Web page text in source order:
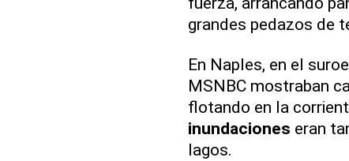
grandes pedazos de
En Naples, en el
MSNBC mostraban
flotando en la
inundaciones eran
lagos.